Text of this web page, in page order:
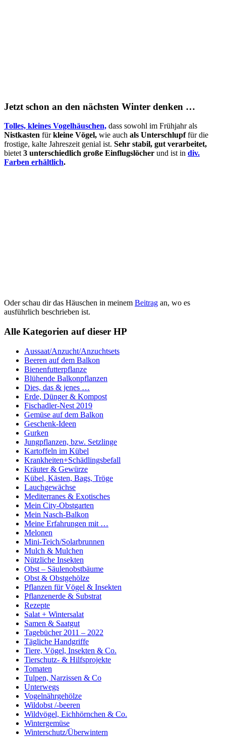
Jetzt schon an den nächsten Winter denken …
Tolles, kleines Vogelhäuschen, dass sowohl im Frühjahr als
Nistkasten fürkleine Vögel, wie auch als Unterschlupffür die
frostige, kalte Jahreszeit genial ist. Sehr stabil, gut verarbeitet,
bietet3 unterschiedlich große Einflugslöcher und ist in div.
Farben erhältlich.
Oder schau dir das Häuschen in meinem Beitrag an, wo es
ausführlich beschrieben ist.
Alle Kategorien auf dieser HP
Aussaat/Anzucht/Anzuchtsets
Beeren auf dem Balkon
Bienenfutterpflanze
Blühende Balkonpflanzen
Dies, das & jenes …
Erde, Dünger & Kompost
Fischadler-Nest 2019
Gemüse auf dem Balkon
Geschenk-Ideen
Gurken
Jungpflanzen, bzw. Setzlinge
Kartoffeln im Kübel
Krankheiten+Schädlingsbefall
Kräuter & Gewürze
Kübel, Kästen, Bags, Tröge
Lauchgewächse
Mediterranes & Exotisches
Mein City-Obstgarten
Mein Nasch-Balkon
Meine Erfahrungen mit …
Melonen
Mini-Teich/Solarbrunnen
Mulch & Mulchen
Nützliche Insekten
Obst – Säulenobstbäume
Obst & Obstgehölze
Pflanzen für Vögel & Insekten
Pflanzenerde & Substrat
Rezepte
Salat + Wintersalat
Samen & Saatgut
Tagebücher 2011 – 2022
Tägliche Handgriffe
Tiere, Vögel, Insekten & Co.
Tierschutz- & Hilfsprojekte
Tomaten
Tulpen, Narzissen & Co
Unterwegs
Vogelnährgehölze
Wildobst /-beeren
Wildvögel, Eichhörnchen & Co.
Wintergemüse
Winterschutz/Überwintern